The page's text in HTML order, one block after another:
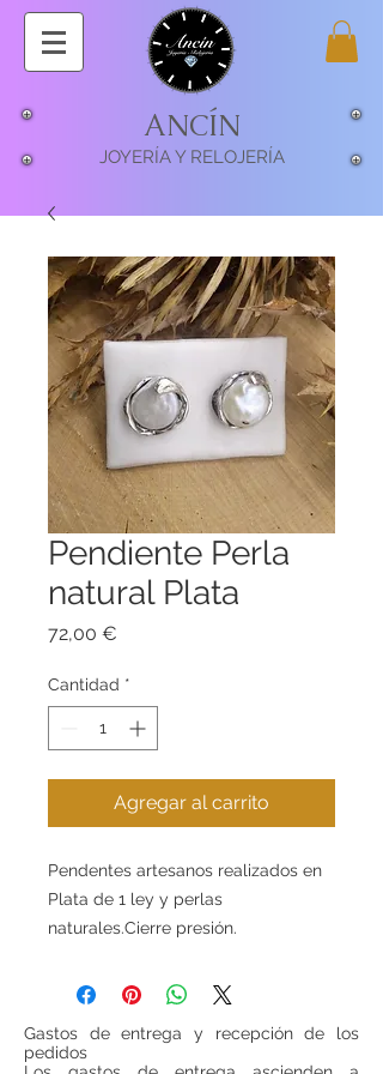
ANCÍN
JOYERÍA Y RELOJERÍA
Pendiente Perla
natural Plata
72,00 €
Cantidad *
Agregar al carrito
Pendentes artesanos realizados en
Plata de 1 ley y perlas
naturales.Cierre presión.
Gastos de entrega y recepción de los
pedidos